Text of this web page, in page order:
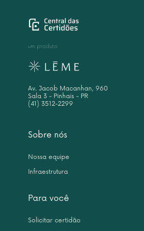
Sobre nós
Nossa equipe
Infraestrutura
Para você
Solicitar certidão
um produto
Av. Jacob Macanhan, 960
Sala 3 - Pinhais - PR
(41) 3512-2299